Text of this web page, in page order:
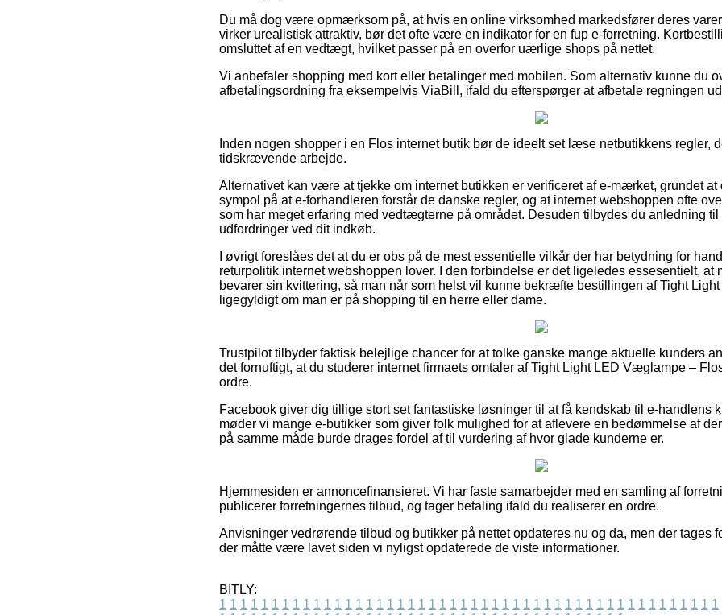
Du må dog være opmærksom på, at hvis en online virksomhed markedsfører deres
virker urealistisk attraktiv, bør det ofte være en indikator for en fup e-forretning.
omsluttet af en vedtægt, hvilket passer på en overfor uærlige shops på nettet.
Vi anbefaler shopping med kort eller betalinger med mobilen. Som alternativ kunne du
afbetalingsordning fra eksempelvis ViaBill, ifald du efterspørger at afbetale regningen
Inden nogen shopper i en Flos internet butik bør de ideelt set læse netbutikkens regler,
tidskrævende arbejde.
Alternativet kan være at tjekke om internet butikken er verificeret af e-mærket, grundet
sympol på at e-forhandleren forstår de danske regler, og at internet webshoppen ofte
som har meget erfaring med vedtægterne på området. Desuden tilbydes du anledning
udfordringer ved dit indkøb.
I øvrigt foreslåes det at du er obs på de mest essentielle vilkår der har betydning for
returpolitik internet webshoppen lover. I den forbindelse er det ligeledes essesentielt, at
bevarer sin kvittering, så man når som helst vil kunne bekræfte bestillingen af Tight
ligegyldigt om man er på shopping til en herre eller dame.
Trustpilot tilbyder faktisk belejlige chancer for at tolke ganske mange aktuelle kunders
det fornuftigt, at du studerer internet firmaets omtaler af Tight Light LED Væglampe –
ordre.
Facebook giver dig tillige stort set fantastiske løsninger til at få kendskab til e-handlens
møder vi mange e-butikker som giver folk mulighed for at aflevere en bedømmelse af
på samme måde burde drages fordel af til vurdering af hvor glade kunderne er.
Hjemmesiden er annoncefinansieret. Vi har faste samarbejder med en samling af
publicerer forretningernes tilbud, og tager betaling ifald du realiserer en ordre.
Anvisninger vedrørende tilbud og butikker på nettet opdateres nu og da, men der tages
der måtte være lavet siden vi nyligst opdaterede de viste informationer.
BITLY:
1 1 1 1 1 1 1 1 1 1 1 1 1 1 1 1 1 1 1 1 1 1 1 1 1 1 1 1 1 1 1 1 1 1 1 1 1 1 1 1 1 1 1 1 1 1 1 1